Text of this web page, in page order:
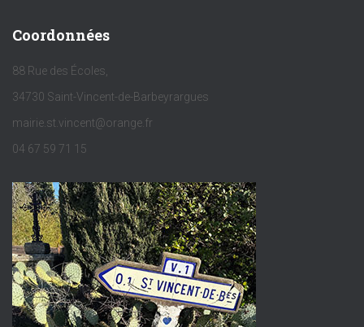
Coordonnées
88 Rue des Écoles,
34730 Saint-Vincent-de-Barbeyrargues
mairie.st.vincent@orange.fr
04 67 59 71 15